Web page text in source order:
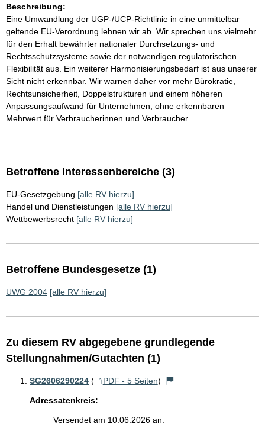
Beschreibung:
Eine Umwandlung der UGP-/UCP-Richtlinie in eine unmittelbar
geltende EU-Verordnung lehnen wir ab. Wir sprechen uns vielmehr
für den Erhalt bewährter nationaler Durchsetzungs- und
Rechtsschutzsysteme sowie der notwendigen regulatorischen
Flexibilität aus. Ein weiterer Harmonisierungsbedarf ist aus unserer
Sicht nicht erkennbar. Wir warnen daher vor mehr Bürokratie,
Rechtsunsicherheit, Doppelstrukturen und einem höheren
Anpassungsaufwand für Unternehmen, ohne erkennbaren
Mehrwert für Verbraucherinnen und Verbraucher.
Betroffene Interessenbereiche (3)
EU-Gesetzgebung [alle RV hierzu]
Handel und Dienstleistungen [alle RV hierzu]
Wettbewerbsrecht [alle RV hierzu]
Betroffene Bundesgesetze (1)
UWG 2004 [alle RV hierzu]
Zu diesem RV abgegebene grundlegende
Stellungnahmen/Gutachten (1)
SG2606290224 ( PDF - 5 Seiten)
Adressatenkreis:
Versendet am 10.06.2026 an: